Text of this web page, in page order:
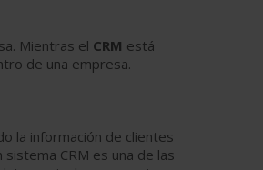
Mientras el CRM está
de una empresa.
la información de clientes
CRM es una de las